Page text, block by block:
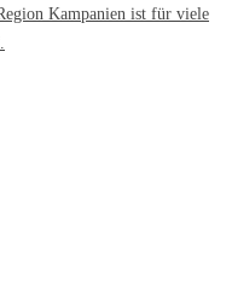
Kampanien ist für viele